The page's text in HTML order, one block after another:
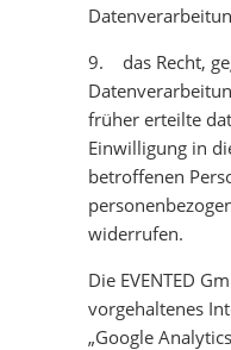
9. das Recht,
früher erteilte
Einwilligung in
betroffenen
widerrufen.
Die EVENTED
vorgehaltenes
„Google